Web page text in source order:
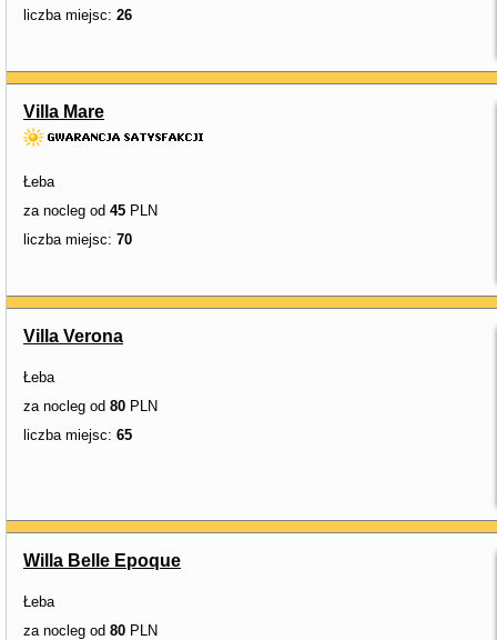
liczba miejsc: 26
Villa Mare
Łeba
za nocleg od 45 PLN
liczba miejsc: 70
Villa Verona
Łeba
za nocleg od 80 PLN
liczba miejsc: 65
Willa Belle Epoque
Łeba
za nocleg od 80 PLN